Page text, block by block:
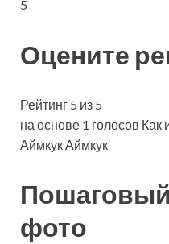
5
Оцените
Рейтинг 5 из 5
на основе 1 голосов Как
Аймкук Аймкук
фото